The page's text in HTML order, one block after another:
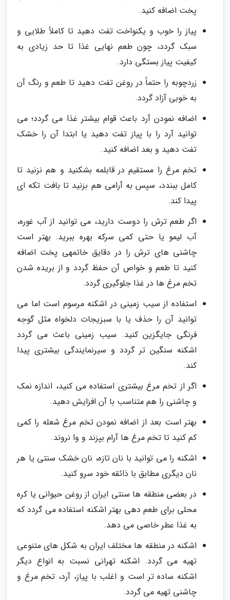
پخت اضافه کنید.
پیاز را خوب و یکنواخت تفت دهید تا کاملاً طلایی و
سبک گردد، چون طعم نهایی غذا تا حد زیادی به
کیفیت پیاز بستگی دارد.
زردچوبه را حتماً در روغن تفت دهید تا طعم و رنگ آن
به خوبی آزاد گردد.
اضافه نمودن آرد باعث قوام بیشتر غذا می گردد؛ می
توانید آرد را با پیاز تفت دهید یا ابتدا آن را خشک
تفت دهید و بعد اضافه کنید.
تخم مرغ را مستقیم در قابلمه بشکنید و هم نزنید تا
کامل ببندد، سپس به آرامی هم بزنید تا بافت تکه ای
پیدا کند.
اگر طعم ترش را دوست دارید، می توانید از آب غوره،
آب لیمو یا حتی کمی سرکه بهره ببرید. بهتر است
چاشنی های ترش را در دقایق خاتمهی پخت اضافه
کنید تا طعم و خواص آن حفظ گردد و از بریده شدن
تخم مرغ ها در غذا جلوگیری گردد.
استفاده از سیب زمینی در اشکنه مرسوم است اما می
توانید آن را حذف یا با سبزیجات دلخواه مثل گوجه
فرنگی جایگزین کنید. سیب زمینی باعث می گردد
اشکنه سنگین تر گردد و سیرنمایندگی بیشتری پیدا
کند.
اگر از تخم مرغ بیشتری استفاده می کنید، اندازه نمک
و چاشنی را هم متناسب با آن افزایش دهید.
بهتر است بعد از اضافه نمودن تخم مرغ شعله را کمی
کم کنید تا تخم مرغ ها آرام بپزند و وا نروند.
اشکنه را می توانید با نان تازه، نان خشک سنتی یا هر
نان دیگری مطابق با ذائقه خود سرو کنید.
در بعضی منطقه ها سنتی ایران از روغن حیوانی یا کره
محلی برای طعم دهی بهتر اشکنه استفاده می گردد که
به غذا عطر خاصی می دهد.
اشکنه در منطقه ها مختلف ایران به شکل های متنوعی
تهیه می گردد. اشکنه تهرانی نسبت به انواع دیگر
اشکنه ساده تر است و اغلب با پیاز، آرد، تخم مرغ و
چاشنی تهیه می گردد.